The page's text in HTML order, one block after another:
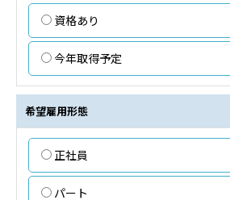
資格あり
今年取得予定
希望雇用形態
正社員
パート